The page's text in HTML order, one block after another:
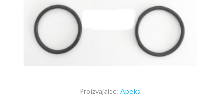
Proizvajalec: Apeks